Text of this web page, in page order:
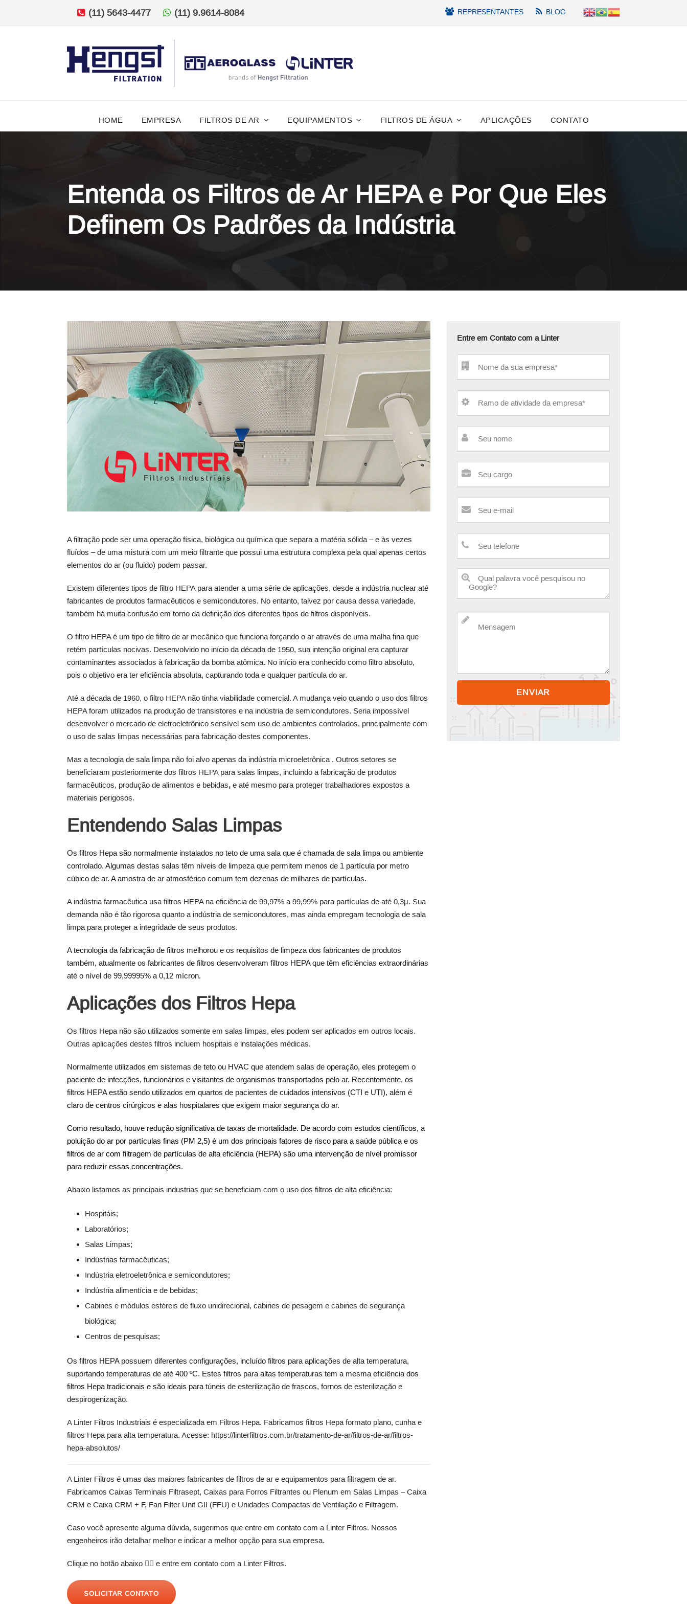
(11) 5643-4477 (11) 9.9614-8084 REPRESENTANTES BLOG
HOME EMPRESA FILTROS DE AR EQUIPAMENTOS FILTROS DE ÁGUA APLICAÇÕES CONTATO
Entenda os Filtros de Ar HEPA e Por Que Eles
Definem Os Padrões da Indústria
A filtração pode ser uma operação física, biológica ou química que separa a matéria sólida – e às vezes
fluídos – de uma mistura com um meio filtrante que possui uma estrutura complexa pela qual apenas certos
elementos do ar (ou fluido) podem passar.
Existem diferentes tipos de filtro HEPA para atender a uma série de aplicações, desde a indústria nuclear até
fabricantes de produtos farmacêuticos e semicondutores. No entanto, talvez por causa dessa variedade,
também há muita confusão em torno da definição dos diferentes tipos de filtros disponíveis.
O filtro HEPA é um tipo de filtro de ar mecânico que funciona forçando o ar através de uma malha fina que
retém partículas nocivas. Desenvolvido no início da década de 1950, sua intenção original era capturar
contaminantes associados à fabricação da bomba atômica. No início era conhecido como filtro absoluto,
pois o objetivo era ter eficiência absoluta, capturando toda e qualquer partícula do ar.
Até a década de 1960, o filtro HEPA não tinha viabilidade comercial. A mudança veio quando o uso dos filtros
HEPA foram utilizados na produção de transistores e na indústria de semicondutores. Seria impossível
desenvolver o mercado de eletroeletrônico sensível sem uso de ambientes controlados, principalmente com
o uso de salas limpas necessárias para fabricação destes componentes.
Mas a tecnologia de sala limpa não foi alvo apenas da indústria microeletrônica . Outros setores se
beneficiaram posteriormente dos filtros HEPA para salas limpas, incluindo a fabricação de produtos
farmacêuticos, produção de alimentos e bebidas, e até mesmo para proteger trabalhadores expostos a
materiais perigosos.
Entendendo Salas Limpas
Os filtros Hepa são normalmente instalados no teto de uma sala que é chamada de sala limpa ou ambiente
controlado. Algumas destas salas têm níveis de limpeza que permitem menos de 1 partícula por metro
cúbico de ar. A amostra de ar atmosférico comum tem dezenas de milhares de partículas.
A indústria farmacêutica usa filtros HEPA na eficiência de 99,97% a 99,99% para partículas de até 0,3µ. Sua
demanda não é tão rigorosa quanto a indústria de semicondutores, mas ainda empregam tecnologia de sala
limpa para proteger a integridade de seus produtos.
A tecnologia da fabricação de filtros melhorou e os requisitos de limpeza dos fabricantes de produtos
também, atualmente os fabricantes de filtros desenvolveram filtros HEPA que têm eficiências extraordinárias
até o nível de 99,99995% a 0,12 mícron.
Aplicações dos Filtros Hepa
Os filtros Hepa não são utilizados somente em salas limpas, eles podem ser aplicados em outros locais.
Outras aplicações destes filtros incluem hospitais e instalações médicas.
Normalmente utilizados ​​em sistemas de teto ou HVAC que atendem salas de operação, eles protegem o
paciente de infecções, funcionários e visitantes de organismos transportados pelo ar. Recentemente, os
filtros HEPA estão sendo utilizados em quartos de pacientes de cuidados intensivos (CTI e UTI), além é
claro de centros cirúrgicos e alas hospitalares que exigem maior segurança do ar.
Como resultado, houve redução significativa de taxas de mortalidade. De acordo com estudos científicos, a
poluição do ar por partículas finas (PM 2,5) é um dos principais fatores de risco para a saúde pública e os
filtros de ar com filtragem de partículas de alta eficiência (HEPA) são uma intervenção de nível promissor
para reduzir essas concentrações.
Abaixo listamos as principais industrias que se beneficiam com o uso dos filtros de alta eficiência:
Hospitáis;
Laboratórios;
Salas Limpas;
Indústrias farmacêuticas;
Indústria eletroeletrônica e semicondutores;
Indústria alimentícia e de bebidas;
Cabines e módulos estéreis de fluxo unidirecional, cabines de pesagem e cabines de segurança
biológica;
Centros de pesquisas;
Os filtros HEPA possuem diferentes configurações, incluído filtros para aplicações de alta temperatura,
suportando temperaturas de até 400 ºC. Estes filtros para altas temperaturas tem a mesma eficiência dos
filtros Hepa tradicionais e são ideais para túneis de esterilização de frascos, fornos de esterilização e
despirogenização.
A Linter Filtros Industriais é especializada em Filtros Hepa. Fabricamos filtros Hepa formato plano, cunha e
filtros Hepa para alta temperatura. Acesse: https://linterfiltros.com.br/tratamento-de-ar/filtros-de-ar/filtros-
hepa-absolutos/
A Linter Filtros é umas das maiores fabricantes de filtros de ar e equipamentos para filtragem de ar.
Fabricamos Caixas Terminais Filtrasept, Caixas para Forros Filtrantes ou Plenum em Salas Limpas –Caixa
CRM e Caixa CRM + F, Fan Filter Unit GII (FFU) e Unidades Compactas de Ventilação e Filtragem.
Caso você apresente alguma dúvida, sugerimos que entre em contato com a Linter Filtros. Nossos
engenheiros irão detalhar melhor e indicar a melhor opção para sua empresa.
Clique no botão abaixo 👇🏼 e entre em contato com a Linter Filtros.
SOLICITAR CONTATO
Entre em Contato com a Linter